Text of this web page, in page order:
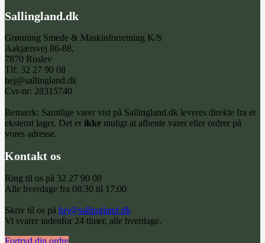
Sallingland.dk
Grønning Smede & Maskinforretning K/S
Aakjærsvej 86-88,
7870 Roslev
Tlf: 32 27 90 08
hej@sallingland.dk
Cvr-nr: 28315740
Bemærk: Samtlige varer vist på Sallingland.dk leveres direkte fra et
eksternt lager. Det er ikke muligt at afhente varer eller ordrer på
vores adresse.
Kontakt os
Ring til os på 32 27 90 08
Alle hverdage fra 08:30 til 17:00
Skriv til os på hej@sallingland.dk
Vi svarer indenfor 24 timer, alle hverdage.
Fortryd din ordre